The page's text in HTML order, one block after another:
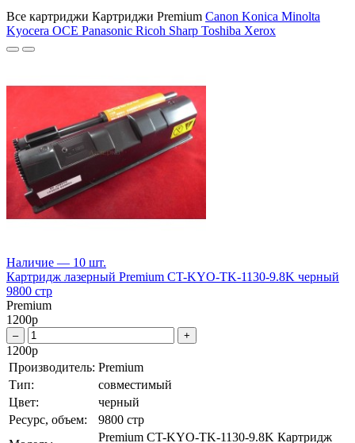
Все картриджи Картриджи Premium Canon Konica Minolta
Kyocera OCE Panasonic Ricoh Sharp Toshiba Xerox
Наличие — 10 шт.
Картридж лазерный Premium CT-KYO-TK-1130-9.8K черный
9800 стр
Premium
1200р
– +
1200р
Производитель: Premium
Тип:
совместимый
Цвет:
черный
Ресурс, объем:
9800 стр
Premium CT-KYO-TK-1130-9.8K Картридж